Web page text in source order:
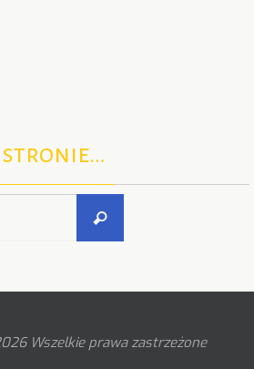
stronie…
Szukaj
Wszelkie prawa zastrzeżone